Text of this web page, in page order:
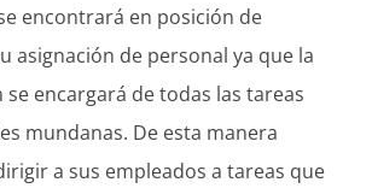
encontrará en posición de
asignación de personal ya que la
se encargará de todas las tareas
mundanas. De esta manera
a sus empleados a tareas que